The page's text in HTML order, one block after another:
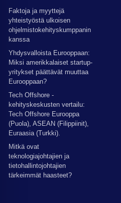
Faktoja ja myyttejä
yhteistyöstä ulkoisen
ohjelmistokehityskumppanin
kanssa
Yhdysvalloista Eurooppaan:
Miksi amerikkalaiset startup-
yritykset päättävät muuttaa
Eurooppaan?
Tech Offshore -
kehityskeskusten vertailu:
Tech Offshore Eurooppa
(Puola), ASEAN (Filippiinit),
Euraasia (Turkki).
Mitkä ovat
teknologiajohtajien ja
tietohallintojohtajien
tärkeimmät haasteet?